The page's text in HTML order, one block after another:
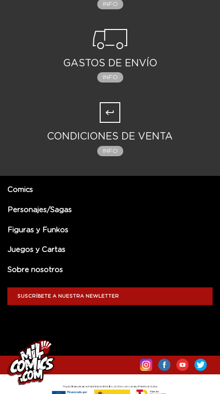
INFO
GASTOS DE ENVÍO
INFO
CONDICIONES DE VENTA
INFO
Comics
Personajes/Sagas
Figuras y Funkos
Juegos y Cartas
Sobre nosotros
SUSCRÍBETE A NUESTRA NEWLETTER